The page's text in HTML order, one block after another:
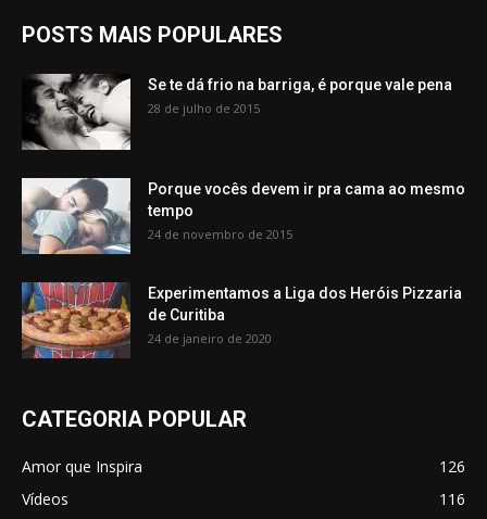
POSTS MAIS POPULARES
Se te dá frio na barriga, é porque vale pena
28 de julho de 2015
Porque vocês devem ir pra cama ao mesmo
tempo
24 de novembro de 2015
Experimentamos a Liga dos Heróis Pizzaria
de Curitiba
24 de janeiro de 2020
CATEGORIA POPULAR
Amor que Inspira
126
Vídeos
116